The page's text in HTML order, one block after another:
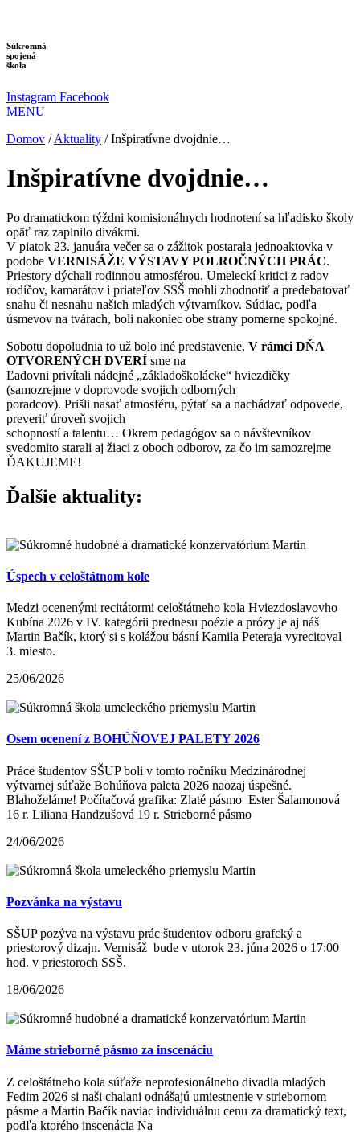
obsah
Súkromná
spojená
škola
Instagram Facebook
MENU
Domov /Aktuality /Inšpiratívne dvojdnie…
Inšpiratívne dvojdnie…
Po dramatickom týždni komisionálnych hodnotení sa hľadisko školy
opäť raz zaplnilo divákmi.
V piatok 23. januára večer sa o zážitok postarala jednoaktovka v
podobe VERNISÁŽE VÝSTAVY POLROČNÝCHPRÁC.
Priestory dýchali rodinnou atmosférou. Umeleckí kritici z radov
rodičov, kamarátov i priateľov SSŠ mohli zhodnotiť a predebatovať
snahu či nesnahu našich mladých výtvarníkov. Súdiac, podľa
úsmevov na tvárach, boli nakoniec obe strany pomerne spokojné.
Sobotu dopoludnia to už bolo iné predstavenie. V rámci DŇA
OTVORENÝCH DVERÍ sme na
Ľadovni privítali nádejné „základoškolácke“ hviezdičky
(samozrejme v doprovode svojich odborných
poradcov). Prišli nasať atmosféru, pýtať sa a nachádzať odpovede,
preveriť úroveň svojich
schopností a talentu… Okrem pedagógov sa o návštevníkov
svedomito starali aj žiaci z oboch odborov, za čo im samozrejme
ĎAKUJEME!
Ďalšie aktuality:
Úspech v celoštátnom kole
Medzi ocenenými recitátormi celoštátneho kola Hviezdoslavovho
Kubína 2026 v IV. kategórii prednesu poézie a prózy je aj náš
Martin Bačík, ktorý si s kolážou básní Kamila Peteraja vyrecitoval
3. miesto.
25/06/2026
Osem ocenení z BOHÚŇOVEJ PALETY 2026
Práce študentov SŠUP boli v tomto ročníku Medzinárodnej
výtvarnej súťaže Bohúňova paleta 2026 naozaj úspešné.
Blahoželáme! Počítačová grafika: Zlaté pásmo Ester Šalamonová
16 r. Liliana Handzušová 19 r. Strieborné pásmo
24/06/2026
Pozvánka na výstavu
SŠUP pozýva na výstavu prác študentov odboru grafcký a
priestorový dizajn. Vernisáž bude v utorok 23. júna 2026 o 17:00
hod. v priestoroch SSŠ.
18/06/2026
Máme strieborné pásmo za inscenáciu
Z celoštátneho kola súťaže neprofesionálneho divadla mladých
Fedim 2026 si naši chalani odnášajú umiestnenie v striebornom
pásme a Martin Bačík naviac individuálnu cenu za dramatický text,
podľa ktorého inscenácia Na